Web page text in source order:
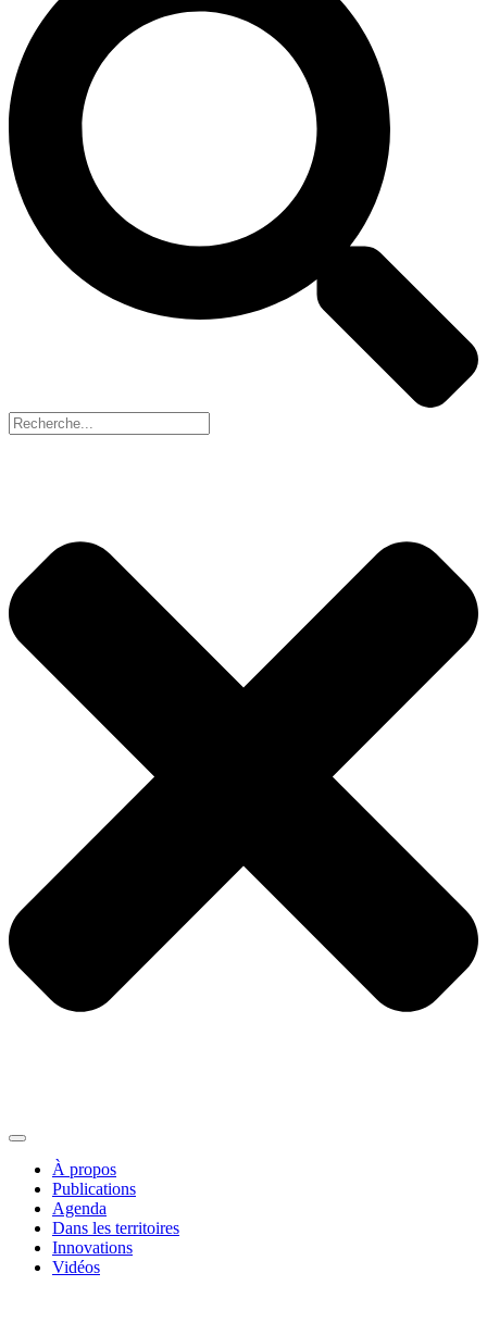
À propos
Publications
Agenda
Dans les territoires
Innovations
Vidéos